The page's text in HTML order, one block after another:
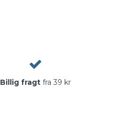
Billig fragt fra 39 kr